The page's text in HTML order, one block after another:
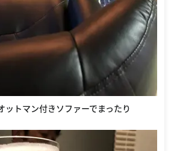
ットマン付きソファーでまったり